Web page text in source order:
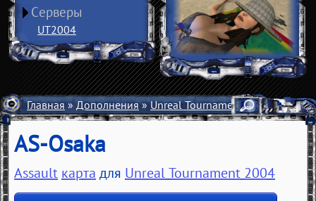
Серверы
UT2004
Главная»Дополнения»Unreal Tournament 2004»Карты
AS-Osaka
Assault карта для Unreal Tournament 2004